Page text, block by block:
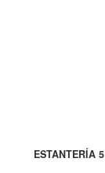
ESTANTERÍA